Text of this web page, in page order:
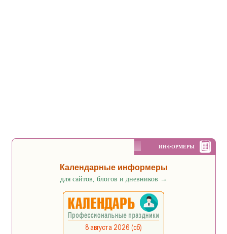
ИНФОРМЕРЫ
Календарные информеры
для сайтов, блогов и дневников →